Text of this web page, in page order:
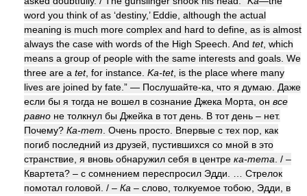
word you think of as ‘destiny,’ Eddie, although the actual
meaning is much more complex and hard to define, as is almost
always the case with words of the High Speech. And tet, which
means a group of people with the same interests and goals. We
three are a tet, for instance. Ka-tet, is the place where many
lives are joined by fate.” — Послушайте-ка, что я думаю. Даже
если бы я тогда не вошел в сознание Джека Морта, он все
равно не толкнул бы Джейка в тот день. В тот день – нет.
Почему? Ка-тет . Очень просто. Впервые с тех пор, как
погиб последний из друзей, пустившихся со мной в это
странствие, я вновь обнаружил себя в центре ка-тета . / –
Квартета? – с сомнением переспросил Эдди. … Стрелок
помотал головой. / – Ка – слово, толкуемое тобою, Эдди, в